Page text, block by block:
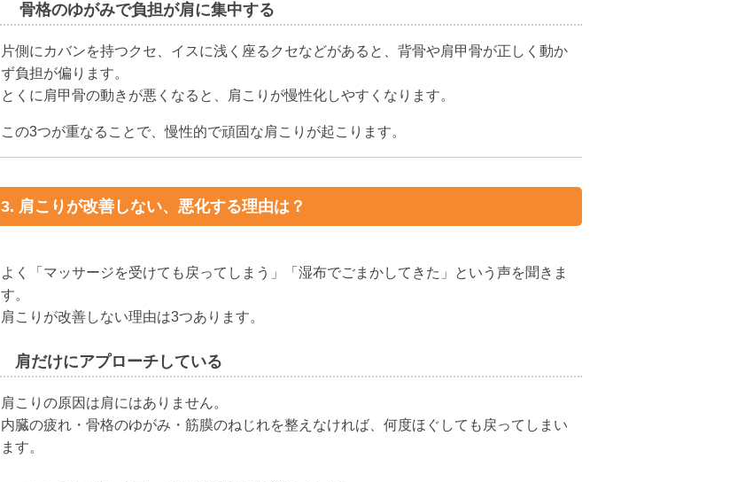
骨格のゆがみで負担が肩に集中する
片側にカバンを持つクセ、イスに浅く座るクセなどがあると、背骨や肩甲骨が正しく動か
ず負担が偏ります。
とくに肩甲骨の動きが悪くなると、肩こりが慢性化しやすくなります。
この3つが重なることで、慢性的で頑固な肩こりが起こります。
3. 肩こりが改善しない、悪化する理由は？
よく「マッサージを受けても戻ってしまう」「湿布でごまかしてきた」という声を聞きま
す。
肩こりが改善しない理由は3つあります。
肩だけにアプローチしている
肩こりの原因は肩にはありません。
内臓の疲れ・骨格のゆがみ・筋膜のねじれを整えなければ、何度ほぐしても戻ってしまい
ます。